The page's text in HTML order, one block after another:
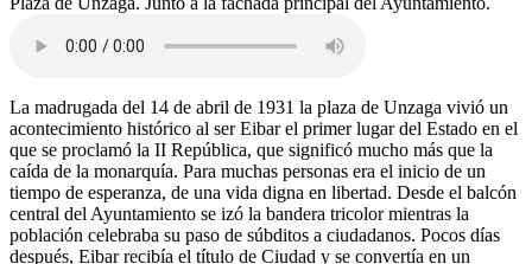
La madrugada del 14 de abril de 1931 la plaza de Unzaga vivió un
acontecimiento histórico al ser Eibar el primer lugar del Estado en el
que se proclamó la II República, que significó mucho más que la
caída de la monarquía. Para muchas personas era el inicio de un
tiempo de esperanza, de una vida digna en libertad. Desde el balcón
central del Ayuntamiento se izó la bandera tricolor mientras la
población celebraba su paso de súbditos a ciudadanos. Pocos días
después, Eibar recibía el título de Ciudad y se convertía en un